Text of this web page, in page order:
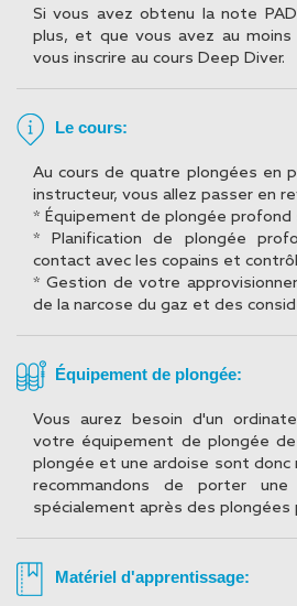
Si vous avez obtenu la note
plus, et que vous avez au moins
vous inscrire au cours Deep Diver.
Le cours:
Au cours de quatre plongées en
instructeur, vous allez passer en
* Équipement de plongée profond
* Planification de plongée
contact avec les copains et
* Gestion de votre
de la narcose du gaz et des
Équipement de plongée:
Vous aurez besoin d'un
votre équipement de plongée
plongée et une ardoise sont donc
recommandons de porter
spécialement après des plongées
Matériel d'apprentissage: